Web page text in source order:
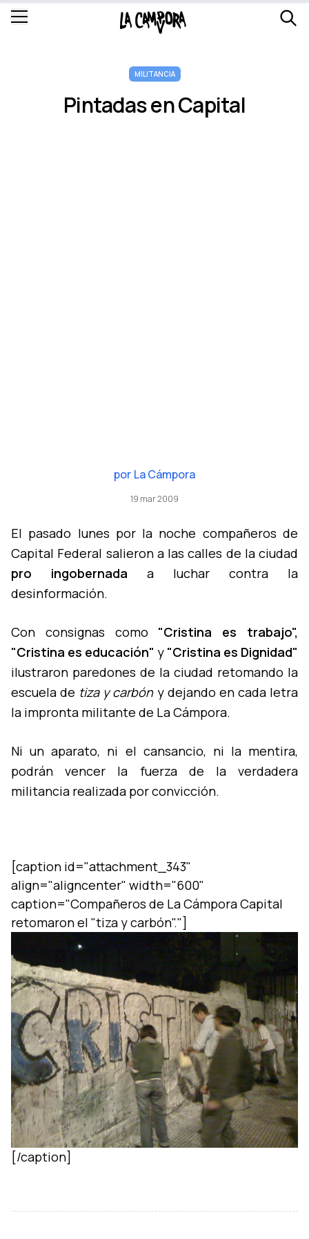
MILITANCIA
Pintadas en Capital
por La Cámpora
19 mar 2009
El pasado lunes por la noche compañeros de
Capital Federal salieron a las calles de la ciudad
pro ingobernada a luchar contra la
desinformación.
Con consignas como "Cristina es trabajo",
"Cristina es educación" y "Cristina es Dignidad"
ilustraron paredones de la ciudad retomando la
escuela de tiza y carbóny dejando en cada letra
la impronta militante de La Cámpora.
Ni un aparato, ni el cansancio, ni la mentira,
podrán vencer la fuerza de la verdadera
militancia realizada por convicción.
[caption id="attachment_343"
align="aligncenter" width="600"
caption="Compañeros de La Cámpora Capital
retomaron el "tiza y carbón"."]